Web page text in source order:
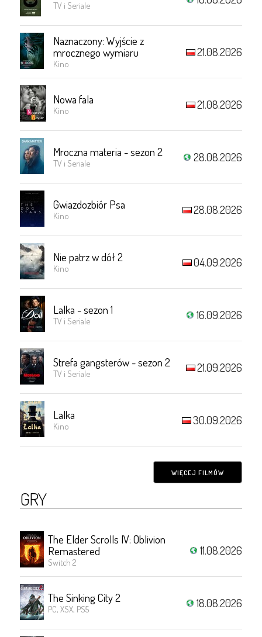
TV i Seriale
Naznaczony: Wyjście z
mrocznego wymiaru
Kino
21.08.2026
Nowa fala
Kino 21.08.2026
Mroczna materia - sezon 2
TV i Seriale 28.08.2026
Gwiazdozbiór Psa
Kino 28.08.2026
Nie patrz w dół 2
Kino 04.09.2026
Lalka - sezon 1
TV i Seriale 16.09.2026
Strefa gangsterów - sezon 2
TV i Seriale 21.09.2026
Lalka
Kino 30.09.2026
WIĘCEJ FILMÓW
GRY
The Elder Scrolls IV: Oblivion
Remastered
Switch 2
11.08.2026
The Sinking City 2
PC, XSX, PS5 18.08.2026